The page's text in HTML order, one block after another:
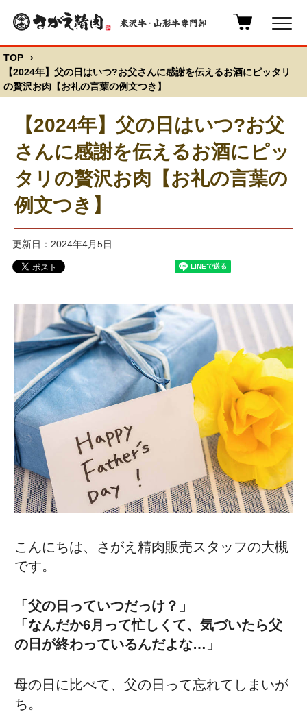
TOP
›
【2024年】父の日はいつ?お父さんに感謝を伝えるお酒にピッタリ
の贅沢お肉【お礼の言葉の例文つき】
【2024年】父の日はいつ?お父
さんに感謝を伝えるお酒にピッ
タリの贅沢お肉【お礼の言葉の
例文つき】
更新日：2024年4月5日
こんにちは、さがえ精肉販売スタッフの大槻
です。
「父の日っていつだっけ？」
「なんだか6月って忙しくて、気づいたら父
の日が終わっているんだよな…」
母の日に比べて、父の日って忘れてしまいが
ち。